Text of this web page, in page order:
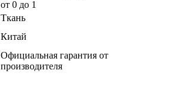
от 0 до 1
Ткань
Китай
Официальная гарантия от
производителя